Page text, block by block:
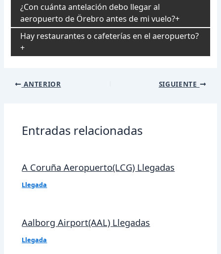
¿Con cuánta antelación debo llegar al
aeropuerto de Örebro antes de mi vuelo?
Hay restaurantes o cafeterías en el aeropuerto?
Navegación
ANTERIOR SIGUIENTE
Entradas relacionadas
A Coruña Aeropuerto(LCG) Llegadas
Llegada
Aalborg Airport(AAL) Llegadas
Llegada